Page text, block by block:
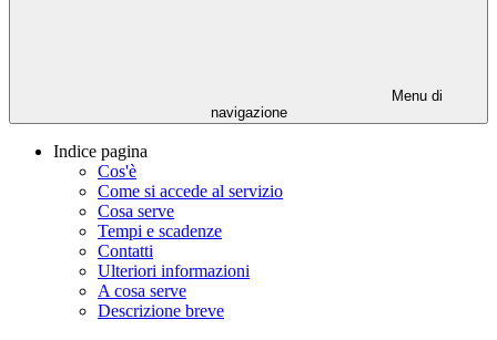
Menu di
navigazione
Indice pagina
Cos'è
Come si accede al servizio
Cosa serve
Tempi e scadenze
Contatti
Ulteriori informazioni
A cosa serve
Descrizione breve